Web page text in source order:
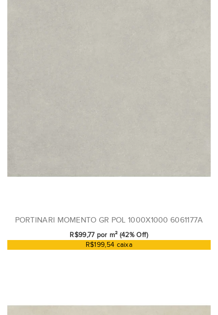
PORTINARI MOMENTO GR POL 1000X1000 6061177A
R$99,77 por m² (42% Off)
R$199,54 caixa